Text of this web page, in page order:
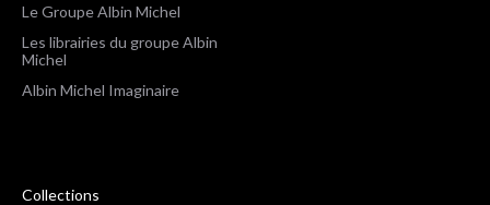
Le Groupe Albin Michel
Les librairies du groupe Albin
Michel
Albin Michel Imaginaire
Collections